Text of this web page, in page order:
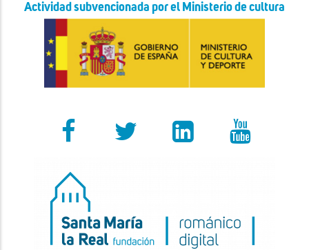
Actividad subvencionada por el Ministerio de cultura